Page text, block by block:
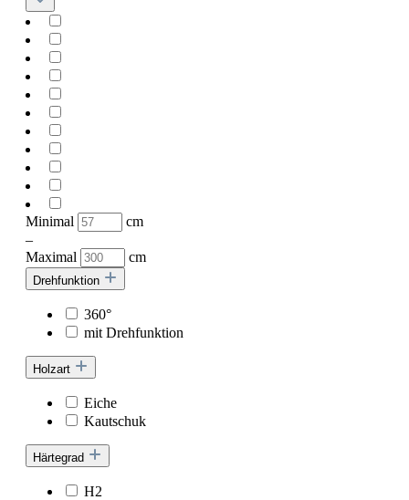
Minimal
cm
–
Maximal
cm
Drehfunktion
360°
mit Drehfunktion
Holzart
Eiche
Kautschuk
Härtegrad
H2